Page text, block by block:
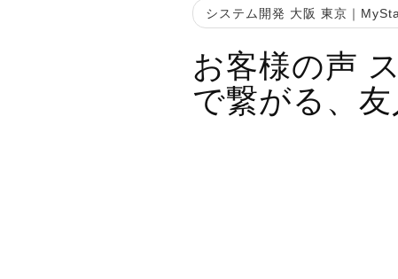
システム開発 大阪 東京｜
お客様の声
で繋がる、